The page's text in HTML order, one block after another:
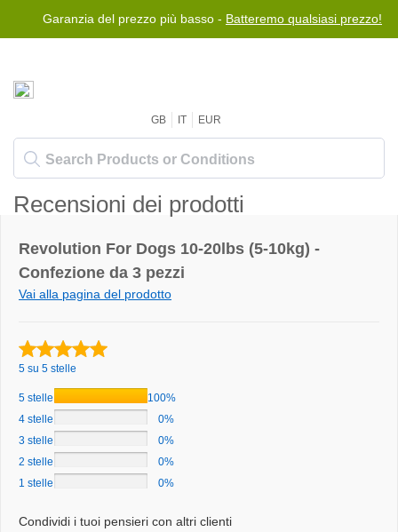
Garanzia del prezzo più basso - Batteremo qualsiasi prezzo!
GB IT EUR
Recensioni dei prodotti
Revolution For Dogs 10-20lbs (5-10kg) -
Confezione da 3 pezzi
Vai alla pagina del prodotto
5 su 5 stelle
5 stelle
100%
4 stelle
0%
3 stelle
0%
2 stelle
0%
1 stelle
0%
Condividi i tuoi pensieri con altri clienti